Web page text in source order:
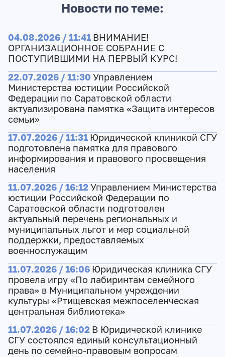
Новости по теме:
04.08.2026 / 11:41 ВНИМАНИЕ!
ОРГАНИЗАЦИОННОЕ СОБРАНИЕ С
ПОСТУПИВШИМИ НА ПЕРВЫЙ КУРС!
22.07.2026 / 11:30 Управлением
Министерства юстиции Российской
Федерации по Саратовской области
актуализирована памятка «Защита интересов
семьи»
17.07.2026 / 11:31 Юридической клиникой СГУ
подготовлена памятка для правового
информирования и правового просвещения
населения
11.07.2026 / 16:12Управлением Министерства
юстиции Российской Федерации по
Саратовской области подготовлен
актуальный перечень региональных и
муниципальных льгот и мер социальной
поддержки, предоставляемых
военнослужащим
11.07.2026 / 16:06 Юридическая клиника СГУ
провела игру «По лабиринтам семейного
права» в Муниципальном учреждении
культуры «Ртищевская межпоселенческая
центральная библиотека»
11.07.2026 / 16:02 В Юридической клинике
СГУ состоялся единый консультационный
день по семейно-правовым вопросам